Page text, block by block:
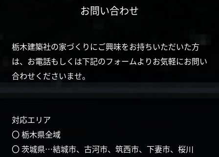
お問い合わせ
栃木建築社の家づくりにご興味をお持ちいただいた方
は、お電話もしくは下記のフォームよりお気軽にお問い
合わせくださいませ。
対応エリア
〇 栃木県全域
〇 茨城県…結城市、古河市、筑西市、下妻市、桜川